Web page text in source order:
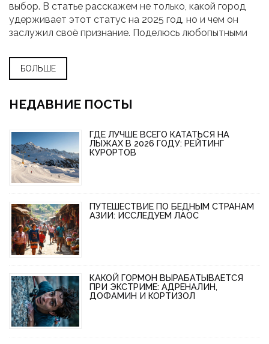
выбор. В статье расскажем не только, какой город
удерживает этот статус на 2025 год, но и чем он
заслужил своё признание. Поделюсь любопытными
знать туристу перед поездкой. Не забуду про
скрытые жемчужины и неочевидные локации. Будет
лишних эмоций.
БОЛЬШЕ
НЕДАВНИЕ ПОСТЫ
ГДЕ ЛУЧШЕ ВСЕГО КАТАТЬСЯ НА
ЛЫЖАХ В 2026 ГОДУ: РЕЙТИНГ
КУРОРТОВ
ПУТЕШЕСТВИЕ ПО БЕДНЫМ СТРАНАМ
АЗИИ: ИССЛЕДУЕМ ЛАОС
КАКОЙ ГОРМОН ВЫРАБАТЫВАЕТСЯ
ПРИ ЭКСТРИМЕ: АДРЕНАЛИН,
ДОФАМИН И КОРТИЗОЛ